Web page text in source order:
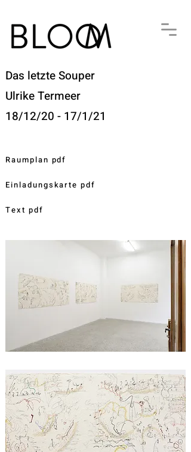
Das letzte Souper
Ulrike Termeer
18/12/20 - 17/1/21
Raumplan pdf
Einladungskarte pdf
Text pdf